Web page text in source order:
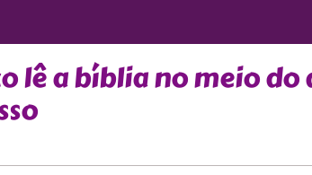
lê a bíblia no meio